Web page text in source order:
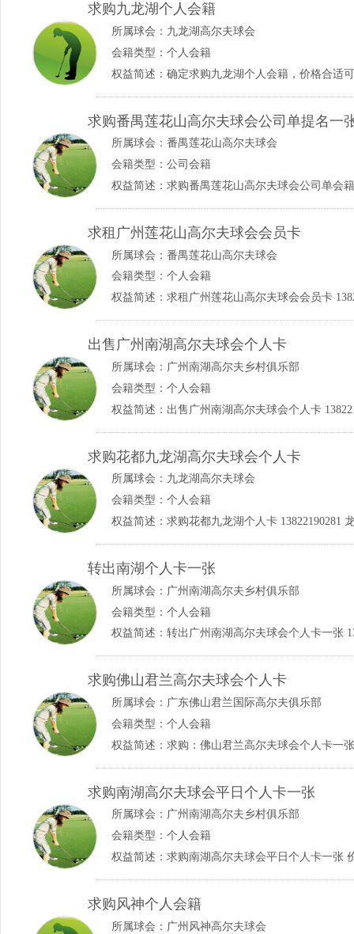
求购九龙湖个人会籍
所属球会： 九龙湖高尔夫球会
会籍类型：个人会籍
权益简述：确定求购九龙湖个人会籍，价格合适
求购番禺莲花山高尔夫球会公司单提名一
所属球会： 番禺莲花山高尔夫球会
会籍类型：公司会籍
权益简述：求购番禺莲花山高尔夫球会公司单会
求租广州莲花山高尔夫球会会员卡
所属球会： 番禺莲花山高尔夫球会
会籍类型：个人会籍
权益简述：求租广州莲花山高尔夫球会会员卡
出售广州南湖高尔夫球会个人卡
所属球会： 广州南湖高尔夫乡村俱乐部
会籍类型：个人会籍
权益简述：出售广州南湖高尔夫球会个人卡
求购花都九龙湖高尔夫球会个人卡
所属球会： 九龙湖高尔夫球会
会籍类型：个人会籍
权益简述：求购花都九龙湖个人卡 13822190281
转出南湖个人卡一张
所属球会： 广州南湖高尔夫乡村俱乐部
会籍类型：个人会籍
权益简述：转出广州南湖高尔夫球会个人卡一张
求购佛山君兰高尔夫球会个人卡
所属球会： 广东佛山君兰国际高尔夫俱乐部
会籍类型：个人会籍
权益简述：求购：佛山君兰高尔夫球会个人卡一
求购南湖高尔夫球会平日个人卡一张
所属球会： 广州南湖高尔夫乡村俱乐部
会籍类型：个人会籍
求购风神个人会籍
所属球会： 广州风神高尔夫球会